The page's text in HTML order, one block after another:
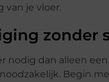
van je vloer.
zonder
nodig dan alleen
Begin